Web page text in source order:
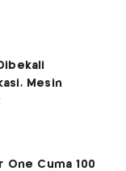
Mesin
One Cuma 100